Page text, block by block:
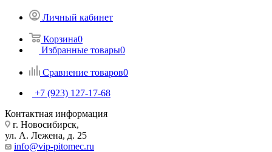
Личный кабинет
Корзина0
Избранные товары0
Сравнение товаров0
+7 (923) 127-17-68
Контактная информация
г. Новосибирск,
ул. А. Лежена, д. 25
info@vip-pitomec.ru